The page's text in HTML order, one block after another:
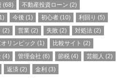
(68) 不動産投資ローン (2)
今後 (1) 初心者 (10) 利回り (5)
(2) 営業 (2) 失敗 (2) 対処法 (2)
リンピック (1) 比較サイト (2)
(4) 管理会社 (6) 節税 (4) 芸能人 (2)
返済 (2) 金利 (3)